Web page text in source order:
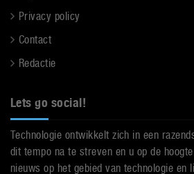
Privacy policy
Contact
Redactie
Lets go social!
Technologie ontwikkelt zich in een
dit tempo na te streven en u op de
nieuws op het gebied van technologie en